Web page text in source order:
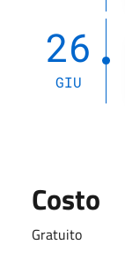
26
GIU
Costo
Gratuito